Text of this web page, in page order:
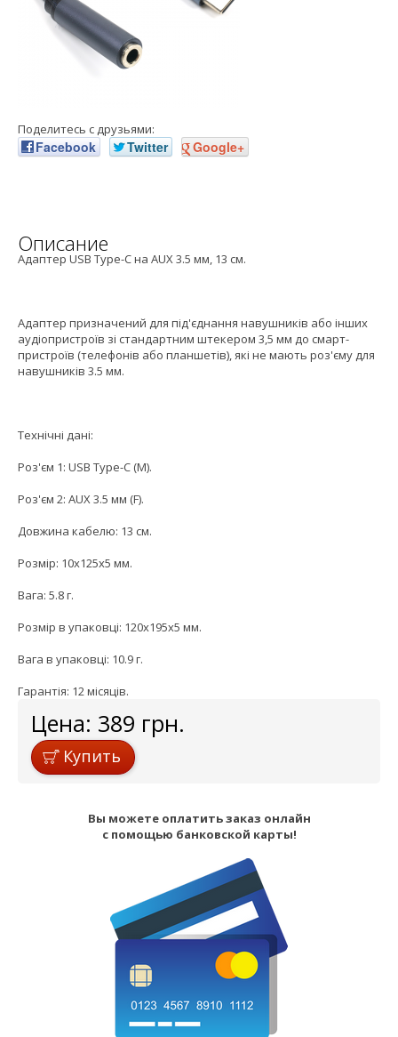
Поделитесь с друзьями:
Facebook Twitter Google+
Описание
Адаптер USB Type-C на AUX 3.5 мм, 13 см.
Адаптер призначений для під'єднання навушників або інших
аудіопристроїв зі стандартним штекером 3,5 мм до смарт-
пристроїв (телефонів або планшетів), які не мають роз'єму для
навушників 3.5 мм.
Технічні дані:
Роз'єм 1: USB Type-C (M).
Роз'єм 2: AUX 3.5 мм (F).
Довжина кабелю: 13 см.
Розмір: 10x125x5 мм.
Вага: 5.8 г.
Розмір в упаковці: 120x195x5 мм.
Вага в упаковці: 10.9 г.
Гарантія: 12 місяців.
Цена: 389 грн.
Купить
Вы можете оплатить заказ онлайн
с помощью банковской карты!